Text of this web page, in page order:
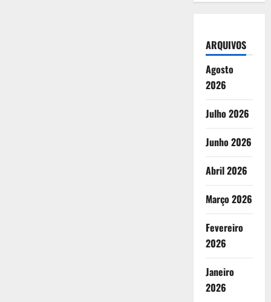
ARQUIVOS
Agosto
2026
Julho 2026
Junho 2026
Abril 2026
Março 2026
Fevereiro
2026
Janeiro
2026